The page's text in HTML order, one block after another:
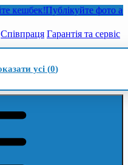
Публікуйте фото або
Співпраця Гарантія та сервіс
усі (0)